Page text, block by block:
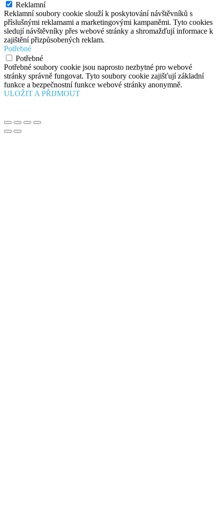
Reklamní
Reklamní soubory cookie slouží k poskytování návštěvníků s
příslušnými reklamami a marketingovými kampaněmi. Tyto cookies
sledují návštěvníky přes webové stránky a shromažďují informace k
zajištění přizpůsobených reklam.
Potřebné
Potřebné
Potřebné soubory cookie jsou naprosto nezbytné pro webové
stránky správně fungovat. Tyto soubory cookie zajišťují základní
funkce a bezpečnostní funkce webové stránky anonymně.
ULOŽIT A PŘIJMOUT